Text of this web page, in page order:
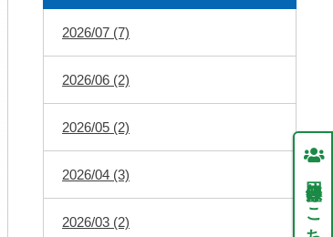
2026/07 (7)
2026/06 (2)
2026/05 (2)
2026/04 (3)
2026/03 (2) 団体登録はこちら